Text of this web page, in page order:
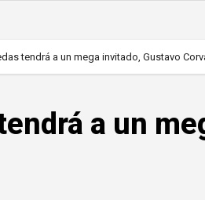
tendrá a un mega invitado, Gustavo
a un